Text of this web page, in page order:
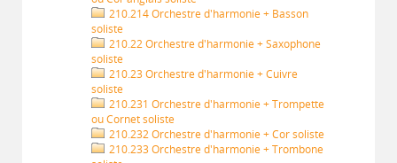
210.214 Orchestre d'harmonie + Basson
soliste
210.22 Orchestre d'harmonie + Saxophone
soliste
210.23 Orchestre d'harmonie + Cuivre
soliste
210.231 Orchestre d'harmonie + Trompette
ou Cornet soliste
210.232 Orchestre d'harmonie + Cor soliste
210.233 Orchestre d'harmonie + Trombone